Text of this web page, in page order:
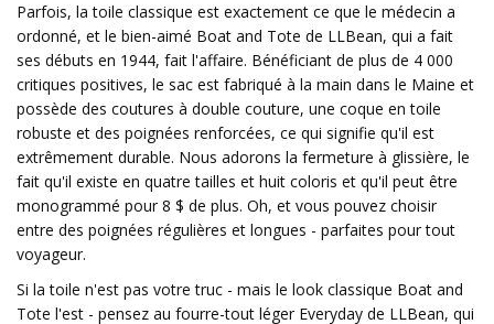
Parfois, la toile classique est exactement ce que le médecin a
ordonné, et le bien-aimé Boat and Tote de LLBean, qui a fait
ses débuts en 1944, fait l'affaire. Bénéficiant de plus de 4 000
critiques positives, le sac est fabriqué à la main dans le Maine et
possède des coutures à double couture, une coque en toile
robuste et des poignées renforcées, ce qui signifie qu'il est
extrêmement durable. Nous adorons la fermeture à glissière, le
fait qu'il existe en quatre tailles et huit coloris et qu'il peut être
monogrammé pour 8 $ de plus. Oh, et vous pouvez choisir
entre des poignées régulières et longues - parfaites pour tout
voyageur.
Si la toile n'est pas votre truc - mais le look classique Boat and
Tote l'est - pensez au fourre-tout léger Everyday de LLBean, qui